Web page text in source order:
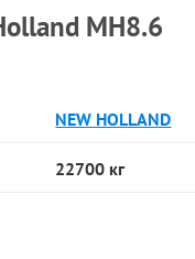
MH8.6
NEW HOLLAND
22700 кг